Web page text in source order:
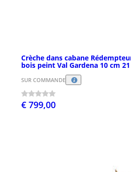
Crèche dans cabane
bois peint Val Gardena 10 cm
SUR COMMANDE
€ 799,00